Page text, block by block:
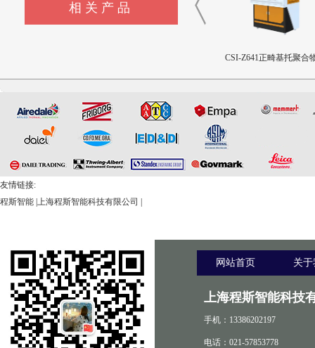
相关产品
CSI-Z641正畸基托聚合
测试仪
友情链接:
程斯智能 上海程斯智能科技有限公司
网站首页 关
上海程斯智能科技
手机：13386202197
电话：021-57853778